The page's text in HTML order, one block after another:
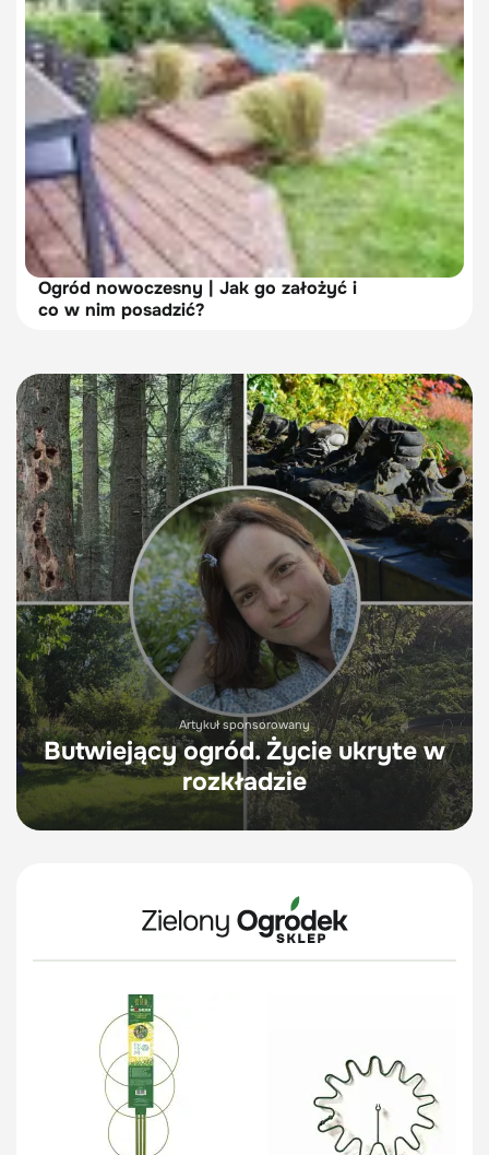
Ogród nowoczesny | Jak go założyć i
co w nim posadzić?
Artykuł sponsorowany
Butwiejący ogród. Życie ukryte w
rozkładzie